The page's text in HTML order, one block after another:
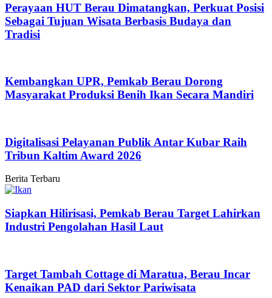
Perayaan HUT Berau Dimatangkan, Perkuat Posisi
Sebagai Tujuan Wisata Berbasis Budaya dan
Tradisi
Kembangkan UPR, Pemkab Berau Dorong
Masyarakat Produksi Benih Ikan Secara Mandiri
Digitalisasi Pelayanan Publik Antar Kubar Raih
Tribun Kaltim Award 2026
Berita Terbaru
Siapkan Hilirisasi, Pemkab Berau Target Lahirkan
Industri Pengolahan Hasil Laut
Target Tambah Cottage di Maratua, Berau Incar
Kenaikan PAD dari Sektor Pariwisata